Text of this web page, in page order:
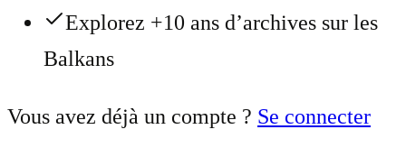
Explorez +10 ans d’archives sur les
Balkans
Vous avez déjà un compte ? Se connecter